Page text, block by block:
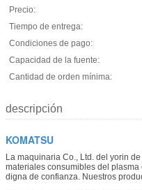
Precio:
Tiempo de entrega:
Condiciones de pago:
Capacidad de la fuente:
Cantidad de orden mínima:
descripción
KOMATSU
La maquinaria Co., Ltd. del yorin
materiales consumibles del
digna de confianza. Nuestros